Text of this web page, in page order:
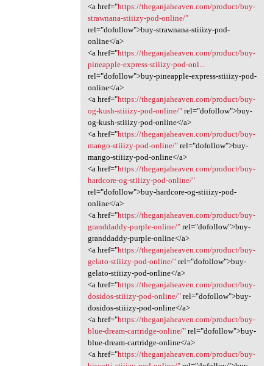
<a href="https://theganjaheaven.com/product/buy-
strawnana-stiiizy-pod-online/"
rel="dofollow">buy-strawnana-stiiizy-pod-
online</a>
<a href="https://theganjaheaven.com/product/buy-
pineapple-express-stiiizy-pod-onl...
rel="dofollow">buy-pineapple-express-stiiizy-pod-
online</a>
<a href="https://theganjaheaven.com/product/buy-
og-kush-stiiizy-pod-online/"rel="dofollow">buy-
og-kush-stiiizy-pod-online</a>
<a href="https://theganjaheaven.com/product/buy-
mango-stiiizy-pod-online/"rel="dofollow">buy-
mango-stiiizy-pod-online</a>
<a href="https://theganjaheaven.com/product/buy-
hardcore-og-stiiizy-pod-online/"
rel="dofollow">buy-hardcore-og-stiiizy-pod-
online</a>
<a href="https://theganjaheaven.com/product/buy-
granddaddy-purple-online/"rel="dofollow">buy-
granddaddy-purple-online</a>
<a href="https://theganjaheaven.com/product/buy-
gelato-stiiizy-pod-online/"rel="dofollow">buy-
gelato-stiiizy-pod-online</a>
<a href="https://theganjaheaven.com/product/buy-
dosidos-stiiizy-pod-online/"rel="dofollow">buy-
dosidos-stiiizy-pod-online</a>
<a href="https://theganjaheaven.com/product/buy-
blue-dream-cartridge-online/"rel="dofollow">buy-
blue-dream-cartridge-online</a>
<a href="https://theganjaheaven.com/product/buy-